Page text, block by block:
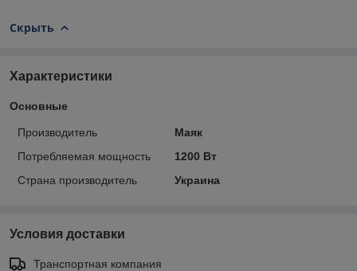
Скрыть
Характеристики
Основные
Производитель
Маяк
Потребляемая мощность
1200 Вт
Страна производитель
Украина
Условия доставки
Транспортная компания